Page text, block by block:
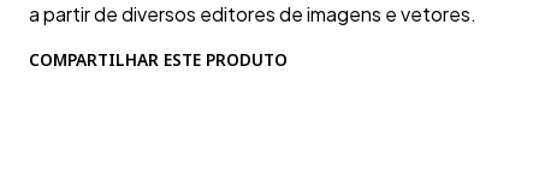
a partir de diversos editores de imagens e vetores.
COMPARTILHAR ESTE PRODUTO